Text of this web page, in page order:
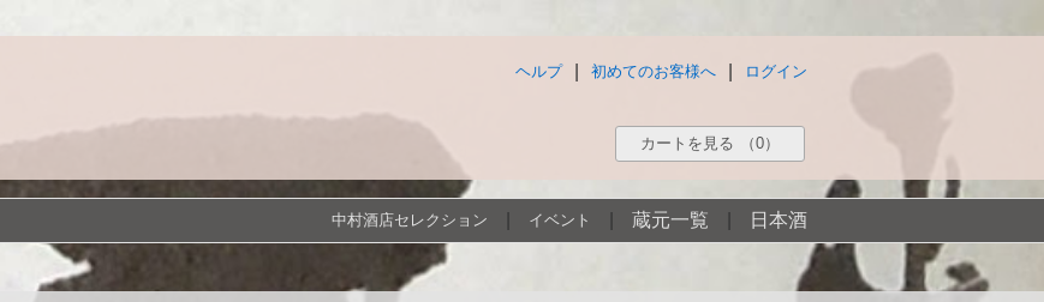
ログイン
初めてのお客様へ
ヘルプ
カートを見る （0）
中村酒店セレクション イベント 蔵元一覧 日本酒